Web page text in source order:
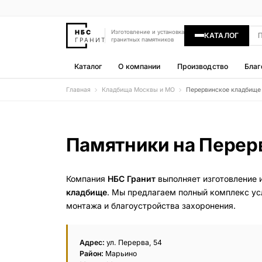
Изготовление и установка
гранитных памятников
КАТАЛОГ
Каталог О компании Производство
77 моделей
Надгробные плиты
30 моделей
Гранитные ограды
Гранитные цветники
7 моделей
Главная Кладбища Москвы и МО Перервинское кладбище
Памятники на
Компания НБС Гранитвыполняет изготовление
кладбище. Мы предлагаем полный комплекс
монтажа и благоустройства захоронения.
Адрес: ул. Перерва, 54
Район: Марьино